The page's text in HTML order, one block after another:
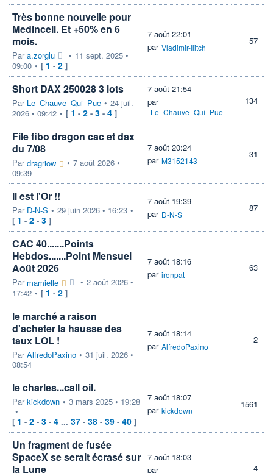
Très bonne nouvelle pour
Medincell. Et +50% en 6
mois.
Para.zorglu • 11 sept. 2025 •
09:00 • [ 1 - 2 ]
7 août 22:01
par Vladimir-Ilitch
57
Short DAX 250028 3 lots
Par Le_Chauve_Qui_Pue • 24 juil.
2026 • 09:42 • [ 1 - 2 - 3 - 4 ]
7 août 21:54
par
Le_Chauve_Qui_Pue
134
File fibo dragon cac et dax
du 7/08
Pardragriow • 7 août 2026 •
09:39
7 août 20:24
par M3152143
31
Il est l'Or !!
Par D-N-S • 29 juin 2026 • 16:23 •
[ 1 - 2 - 3 ]
7 août 19:39
par D-N-S
87
CAC 40.......Points
Hebdos.......Point Mensuel
Août 2026
Par mamielle • 2 août 2026 •
17:42 • [ 1 - 2 ]
7 août 18:16
par ironpat
63
le marché a raison
d'acheter la hausse des
taux LOL !
ParAlfredoPaxino • 31 juil. 2026 •
08:54
7 août 18:14
par AlfredoPaxino
2
le charles...call oil.
Parkickdown • 3 mars 2025 • 19:28
•
[ 1 - 2 - 3 - 4 ... 37 - 38 - 39 - 40 ]
7 août 18:07
par kickdown
1561
Un fragment de fusée
SpaceX se serait écrasé sur
la Lune
7 août 18:03
par
4